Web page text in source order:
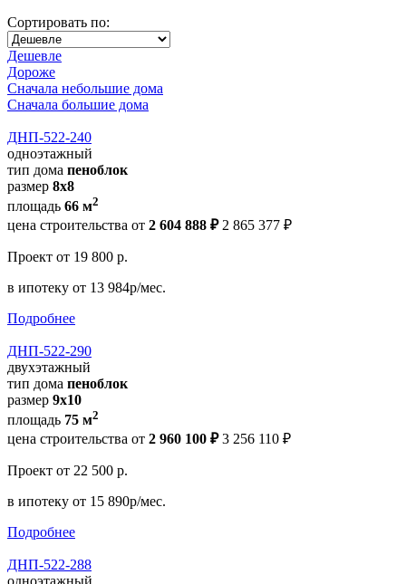
Сортировать по:
Дешевле
Дороже
Сначала небольшие дома
Сначала большие дома
ДНП-522-240
одноэтажный
тип дома пеноблок
размер 8x8
площадь 66 м2
цена строительства от 2 604 888 ₽ 2 865 377 ₽
Проект от 19 800 р.
в ипотеку от 13 984р/мес.
Подробнее
ДНП-522-290
двухэтажный
тип дома пеноблок
размер 9x10
площадь 75 м2
цена строительства от 2 960 100 ₽ 3 256 110 ₽
Проект от 22 500 р.
в ипотеку от 15 890р/мес.
Подробнее
ДНП-522-288